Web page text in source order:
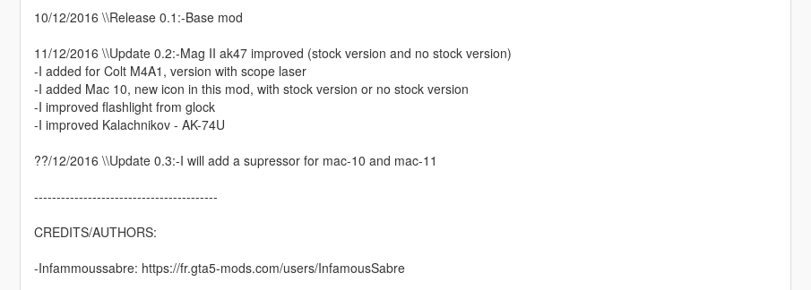
10/12/2016 \\Release 0.1:-Base mod
11/12/2016 \\Update 0.2:-Mag II ak47 improved (stock version and no stock version)
-I added for Colt M4A1, version with scope laser
-I added Mac 10, new icon in this mod, with stock version or no stock version
-I improved flashlight from glock
-I improved Kalachnikov - AK-74U
??/12/2016 \\Update 0.3:-I will add a supressor for mac-10 and mac-11
-----------------------------------------
CREDITS/AUTHORS:
-Infammoussabre: https://fr.gta5-mods.com/users/InfamousSabre